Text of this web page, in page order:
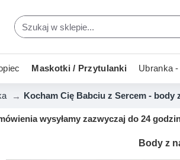
Maskotki / Przytulanki Ubranka
Kocham Cię Babciu z Sercem - body
wysyłamy zazwyczaj do 24
Body z